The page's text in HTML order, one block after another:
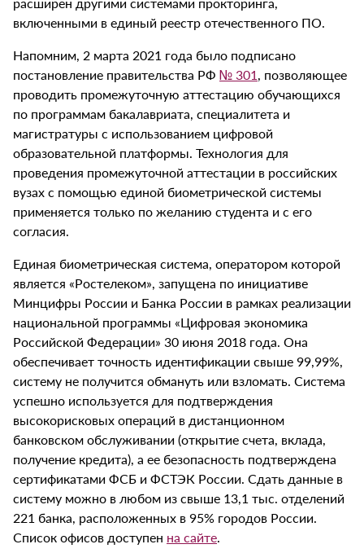
включенными в единый реестр отечественного ПО.
Напомним, 2 марта 2021 года было подписано
постановление правительства РФ № 301, позволяющее
проводить промежуточную аттестацию обучающихся
по программам бакалавриата, специалитета и
магистратуры с использованием цифровой
образовательной платформы. Технология для
проведения промежуточной аттестации в российских
вузах с помощью единой биометрической системы
применяется только по желанию студента и с его
согласия.
Единая биометрическая система, оператором которой
является «Ростелеком», запущена по инициативе
Минцифры России и Банка России в рамках реализации
национальной программы «Цифровая экономика
Российской Федерации» 30 июня 2018 года. Она
обеспечивает точность идентификации свыше 99,99%,
систему не получится обмануть или взломать. Система
успешно используется для подтверждения
высокорисковых операций в дистанционном
банковском обслуживании (открытие счета, вклада,
получение кредита), а ее безопасность подтверждена
сертификатами ФСБ и ФСТЭК России. Сдать данные в
систему можно в любом из свыше 13,1 тыс. отделений
221 банка, расположенных в 95% городов России.
Список офисов доступен на сайте.